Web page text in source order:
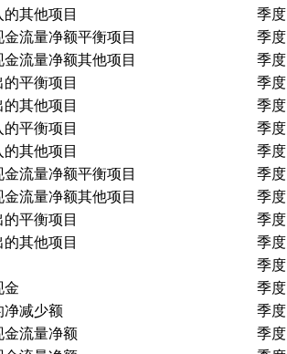
其他项目
季度
流量净额平衡项目
季度
流量净额其他项目
季度
平衡项目
季度
其他项目
季度
平衡项目
季度
其他项目
季度
流量净额平衡项目
季度
流量净额其他项目
季度
平衡项目
季度
其他项目
季度
季度
金
季度
净减少额
季度
金流量净额
季度